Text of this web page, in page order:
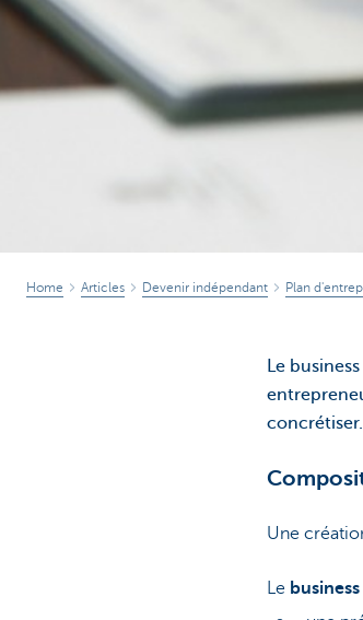
Home Articles Devenir indépendant Plan
Le
concrétiser.
Une
Le